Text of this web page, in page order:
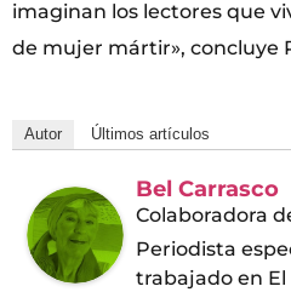
imaginan los lectores que
de mujer mártir», concluye
Autor Últimos artículos
Bel Carrasco
Colaboradora
Periodista
trabajado en El